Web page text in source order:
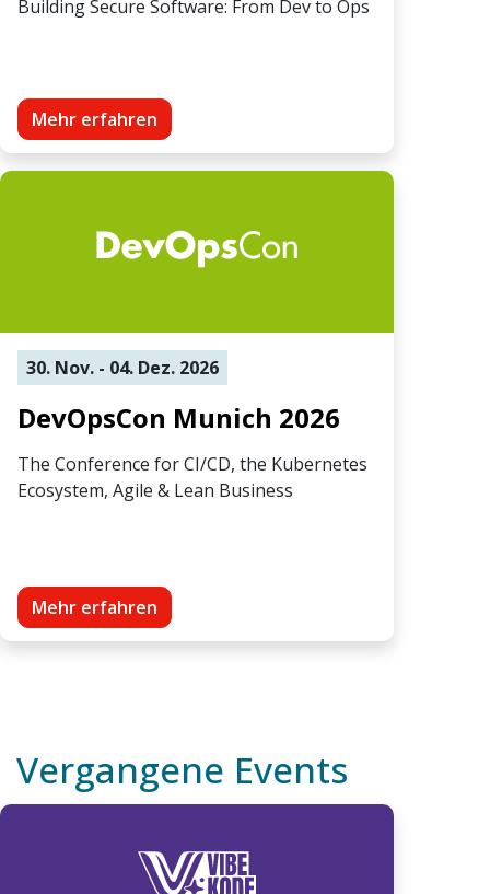
Building Secure Software: From Dev to Ops
Mehr erfahren
30. Nov. - 04. Dez. 2026
DevOpsCon Munich 2026
The Conference for CI/CD, the Kubernetes
Ecosystem, Agile & Lean Business
Mehr erfahren
Vergangene Events